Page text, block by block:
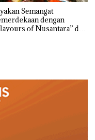
Semangat
dengan
of Nusantara” di